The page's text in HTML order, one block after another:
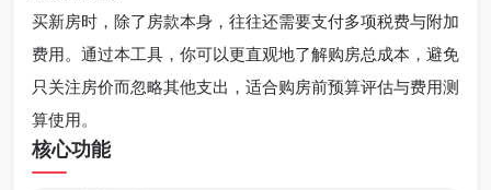
买新房时，除了房款本身，往往还需要支付多项税费与附加
费用。通过本工具，你可以更直观地了解购房总成本，避免
只关注房价而忽略其他支出，适合购房前预算评估与费用测
算使用。
核心功能